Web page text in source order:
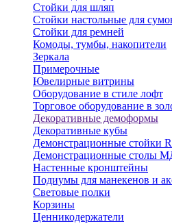
Стойки для шляп
Стойки настольные для
Стойки для ремней
Комоды, тумбы, накопители
Зеркала
Примерочные
Ювелирные витрины
Оборудование в стиле лофт
Торговое оборудование в
Декоративные демоформы
Декоративные кубы
Демонстрационные стойки
Демонстрационные столы
Настенные кронштейны
Подиумы для манекенов и
Световые полки
Корзины
Ценникодержатели